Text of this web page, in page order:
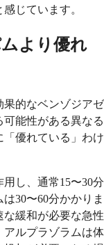
じています。
より優れ
果的なベンゾジアゼ
能性がある異なる
優れている」わけ
し、通常15〜30分
30〜60分かかりま
緩和が必要な急性
アルプラゾラムは体